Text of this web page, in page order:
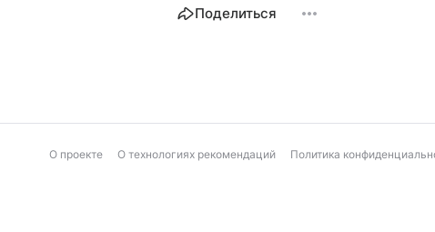
Поделиться
О проекте О технологиях рекомендаций Политика